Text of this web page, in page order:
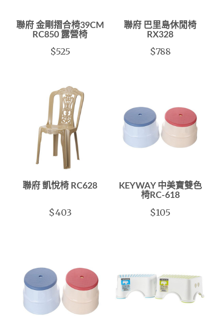
聯府 金剛摺合椅39CM
RC850 露營椅
$525
聯府 巴里島休閒椅
RX328
$788
聯府 凱悅椅 RC628
$403
KEYWAY 中美寶雙色
椅RC-618
$105